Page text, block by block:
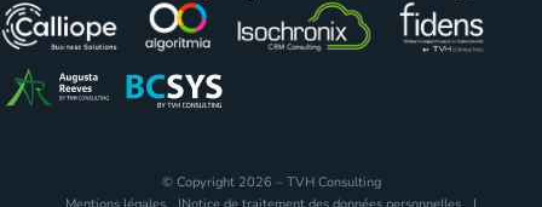
© Copyright 2026 – TVH Consulting